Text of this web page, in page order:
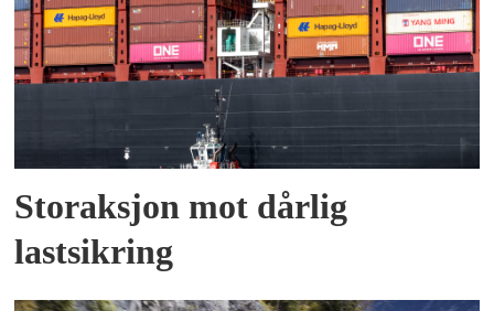
Storaksjon mot dårlig
lastsikring